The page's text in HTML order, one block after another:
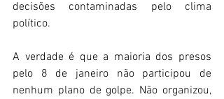
decisões contaminadas pelo clima
político.
A verdade é que a maioria dos presos
pelo 8 de janeiro não participou de
nenhum plano de golpe. Não organizou,